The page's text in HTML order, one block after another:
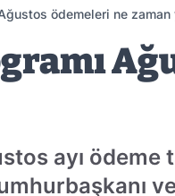
ödemeleri ne zaman
ayı